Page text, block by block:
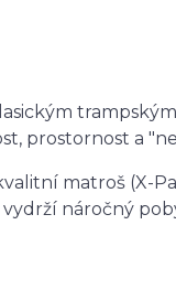
prostornost a
matroš (X-
náročný